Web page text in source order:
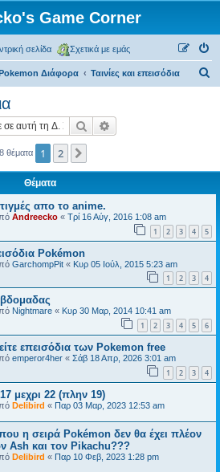
Game Corner
σελίδα Σχετικά με εμάς
Διάφορα Ταινίες και επεισόδια
η
Αναζήτηση
θέματα 1 2
Θέματα
απο το anime.
Andreecko « Τρί 16 Αύγ, 2016 1:08 am
1 2 3 4 5
Pokémon
GarchompPit « Κυρ 05 Ιούλ, 2015 5:23 am
1 2 3 4
Nightmare « Κυρ 30 Μαρ, 2014 10:41 am
1 2 3 4 5 6
επεισόδια των Pokemon free
emperor4her « Σάβ 18 Απρ, 2026 3:01 am
1 2 3 4
μεχρι 22 (πλην 19)
Delibird « Παρ 03 Μαρ, 2023 12:53 am
η σειρά Pokémon δεν θα έχει πλέον
Ash και τον Pikachu???
Delibird « Παρ 10 Φεβ, 2023 1:28 pm